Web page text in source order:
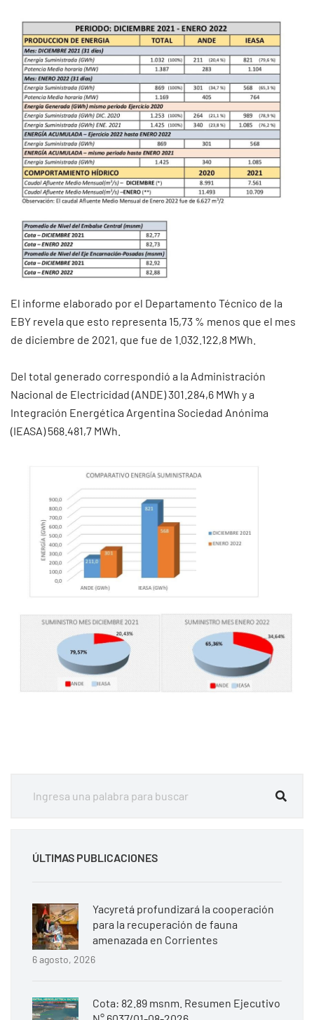
El informe elaborado por el Departamento Técnico de la
EBY revela que esto representa 15,73 % menos que el mes
de diciembre de 2021, que fue de 1.032.122,8 MWh.
Del total generado correspondió a la Administración
Nacional de Electricidad (ANDE) 301.284,6 MWh y a
Integración Energética Argentina Sociedad Anónima
(IEASA) 568.481,7 MWh.
ÚLTIMAS PUBLICACIONES
Yacyretá profundizará la cooperación
para la recuperación de fauna
amenazada en Corrientes
6 agosto, 2026
Cota: 82.89 msnm. Resumen Ejecutivo